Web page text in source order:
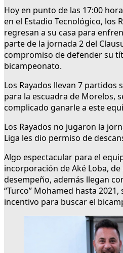
Hoy en punto de las 17:00
en el Estadio Tecnológico, los
regresan a su casa para
parte de la jornada 2 del
compromiso de defender su
bicampeonato.
Los Rayados llevan 7 partidos
para la escuadra de Morelos,
complicado ganarle a este
Los Rayados no jugaron la
Liga les dio permiso de
Algo espectacular para el
incorporación de Aké Loba,
desempeño, además llegan
“Turco” Mohamed hasta
incentivo para buscar el